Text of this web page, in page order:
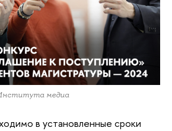
медиа
в установленные сроки